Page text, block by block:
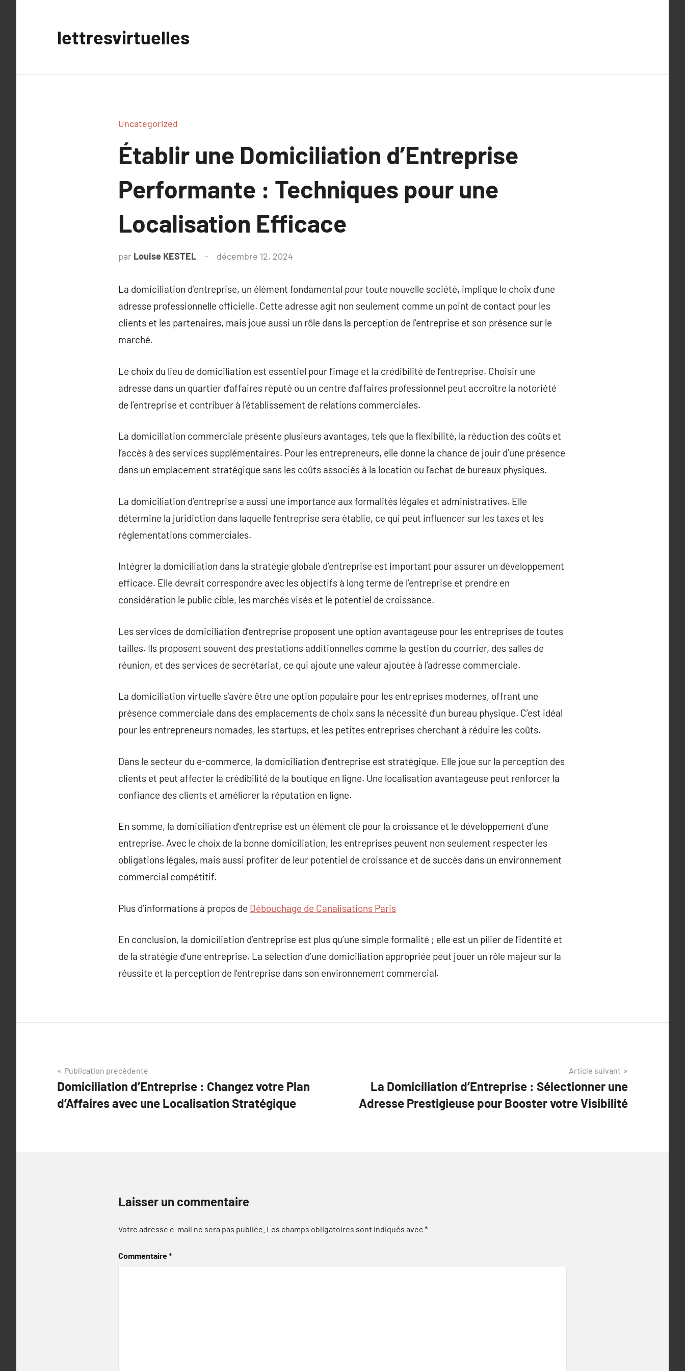
lettresvirtuelles
Uncategorized
Établir une Domiciliation d’Entreprise
Performante : Techniques pour une
Localisation Efficace
par Louise KESTEL décembre 12, 2024
La domiciliation d’entreprise, un élément fondamental pour toute nouvelle société, implique le choix d’une
adresse professionnelle officielle. Cette adresse agit non seulement comme un point de contact pour les
clients et les partenaires, mais joue aussi un rôle dans la perception de l’entreprise et son présence sur le
marché.
Le choix du lieu de domiciliation est essentiel pour l’image et la crédibilité de l’entreprise. Choisir une
adresse dans un quartier d’affaires réputé ou un centre d’affaires professionnel peut accroître la notoriété
de l’entreprise et contribuer à l’établissement de relations commerciales.
La domiciliation commerciale présente plusieurs avantages, tels que la flexibilité, la réduction des coûts et
l’accès à des services supplémentaires. Pour les entrepreneurs, elle donne la chance de jouir d’une présence
dans un emplacement stratégique sans les coûts associés à la location ou l’achat de bureaux physiques.
La domiciliation d’entreprise a aussi une importance aux formalités légales et administratives. Elle
détermine la juridiction dans laquelle l’entreprise sera établie, ce qui peut influencer sur les taxes et les
réglementations commerciales.
Intégrer la domiciliation dans la stratégie globale d’entreprise est important pour assurer un développement
efficace. Elle devrait correspondre avec les objectifs à long terme de l’entreprise et prendre en
considération le public cible, les marchés visés et le potentiel de croissance.
Les services de domiciliation d’entreprise proposent une option avantageuse pour les entreprises de toutes
tailles. Ils proposent souvent des prestations additionnelles comme la gestion du courrier, des salles de
réunion, et des services de secrétariat, ce qui ajoute une valeur ajoutée à l’adresse commerciale.
La domiciliation virtuelle s’avère être une option populaire pour les entreprises modernes, offrant une
présence commerciale dans des emplacements de choix sans la nécessité d’un bureau physique. C’est idéal
pour les entrepreneurs nomades, les startups, et les petites entreprises cherchant à réduire les coûts.
Dans le secteur du e-commerce, la domiciliation d’entreprise est stratégique. Elle joue sur la perception des
clients et peut affecter la crédibilité de la boutique en ligne. Une localisation avantageuse peut renforcer la
confiance des clients et améliorer la réputation en ligne.
En somme, la domiciliation d’entreprise est un élément clé pour la croissance et le développement d’une
entreprise. Avec le choix de la bonne domiciliation, les entreprises peuvent non seulement respecter les
obligations légales, mais aussi profiter de leur potentiel de croissance et de succès dans un environnement
commercial compétitif.
Plus d’informations à propos de Débouchage de Canalisations Paris
En conclusion, la domiciliation d’entreprise est plus qu’une simple formalité ; elle est un pilier de l’identité et
de la stratégie d’une entreprise. La sélection d’une domiciliation appropriée peut jouer un rôle majeur sur la
réussite et la perception de l’entreprise dans son environnement commercial.
Navigation
de
l’article
Publication précédente
Domiciliation d’Entreprise : Changez votre Plan
d’Affaires avec une Localisation Stratégique
Article suivant
La Domiciliation d’Entreprise : Sélectionner une
Adresse Prestigieuse pour Booster votre Visibilité
Laisser un commentaire
Votre adresse e-mail ne sera pas publiée. Les champs obligatoires sont indiqués avec*
Commentaire*